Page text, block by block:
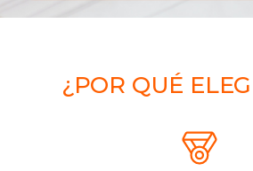
¿POR QUÉ